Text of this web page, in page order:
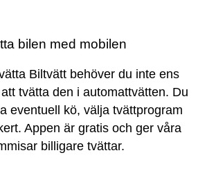
bilen med mobilen
Biltvätt behöver du inte ens
tvätta den i automattvätten. Du
eventuell kö, välja tvättprogram
Appen är gratis och ger våra
billigare tvättar.